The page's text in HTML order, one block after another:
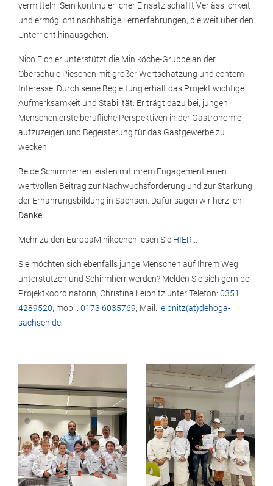
vermitteln. Sein kontinuierlicher Einsatz schafft Verlässlichkeit
und ermöglicht nachhaltige Lernerfahrungen, die weit über den
Unterricht hinausgehen.
Nico Eichler unterstützt die Miniköche-Gruppe an der
Oberschule Pieschen mit großer Wertschätzung und echtem
Interesse. Durch seine Begleitung erhält das Projekt wichtige
Aufmerksamkeit und Stabilität. Er trägt dazu bei, jungen
Menschen erste berufliche Perspektiven in der Gastronomie
aufzuzeigen und Begeisterung für das Gastgewerbe zu
wecken.
Beide Schirmherren leisten mit ihrem Engagement einen
wertvollen Beitrag zur Nachwuchsförderung und zur Stärkung
der Ernährungsbildung in Sachsen. Dafür sagen wir herzlich
Danke
Mehr zu den EuropaMiniköchen lesen Sie HIER…
Sie möchten sich ebenfalls junge Menschen auf Ihrem Weg
unterstützen und Schirmherr werden? Melden Sie sich gern bei
Projektkoordinatorin, Christina Leipnitz unter Telefon: 0351
4289520, mobil: 0173 6035769, Mail: leipnitz(at)dehoga-
sachsen.de